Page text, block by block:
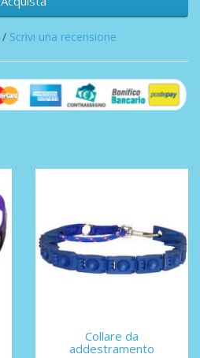
/ Scrivi una recensione
Collare da
addestramento